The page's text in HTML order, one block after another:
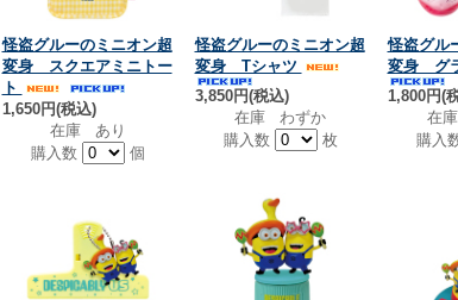
怪盗グルーのミニオン超
変身 スクエアミニトー
ト
1,650円(税込)
在庫 あり
購入数
個
怪盗グルーのミニオン超
変身 Tシャツ
3,850円(税込)
在庫 わずか
購入数
枚
怪盗グル
変身 グ
1,800円(
在
購入